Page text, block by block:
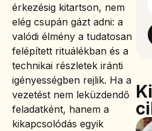
érkezésig kitartson, nem
elég csupán gázt adni: a
valódi élmény a tudatosan
felépített rituálékban és a
technikai részletek iránti
igényességben rejlik. Ha a
vezetést nem leküzdendő
feladatként, hanem a
kikapcsolódás egyik